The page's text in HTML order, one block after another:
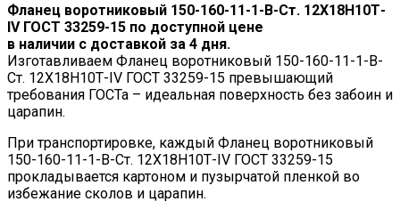
Фланец воротниковый 150-160-11-1-B-Cт. 12Х18Н10Т-
IV ГОСТ 33259-15 по доступной цене
в наличии с доставкой за 4 дня.
Изготавливаем Фланец воротниковый 150-160-11-1-B-
Cт. 12Х18Н10Т-IV ГОСТ 33259-15 превышающий
требования ГОСТа – идеальная поверхность без забоин и
царапин.
При транспортировке, каждый Фланец воротниковый
150-160-11-1-B-Cт. 12Х18Н10Т-IV ГОСТ 33259-15
прокладывается картоном и пузырчатой пленкой во
избежание сколов и царапин.